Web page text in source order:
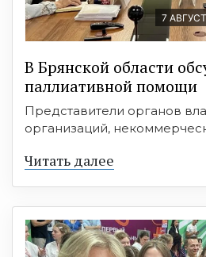
7
В Брянской области
паллиативной помощи
Представители органов
организаций,
Читать далее